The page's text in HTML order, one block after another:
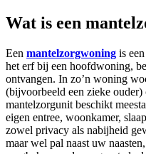
Wat is een
Een mantelzorgwoning is
het erf bij een hoofdwoning,
ontvangen. In zo’n woning
(bijvoorbeeld een zieke ouder)
mantelzorgunit beschikt
eigen entree, woonkamer,
zowel privacy als nabijheid
maar wel pal naast uw